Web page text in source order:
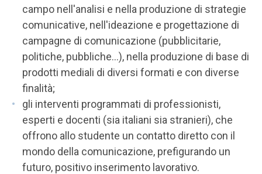
campo nell'analisi e nella produzione di strategie
comunicative, nell'ideazione e progettazione di
campagne di comunicazione (pubblicitarie,
politiche, pubbliche…), nella produzione di base di
prodotti mediali di diversi formati e con diverse
finalità;
gli interventi programmati di professionisti,
esperti e docenti (sia italiani sia stranieri), che
offrono allo studente un contatto diretto con il
mondo della comunicazione, prefigurando un
futuro, positivo inserimento lavorativo.